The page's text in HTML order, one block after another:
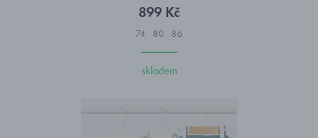
899 Kč
74 80 86
skladem